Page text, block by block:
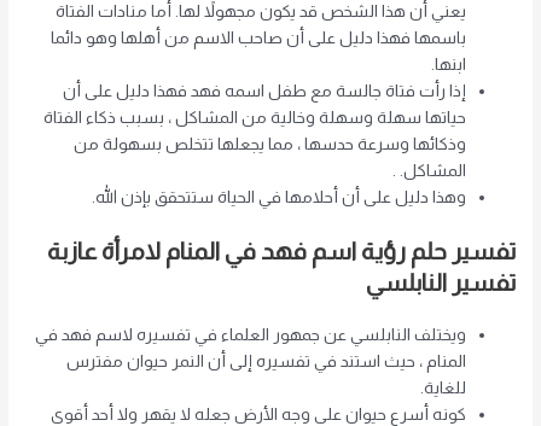
يعني أن هذا الشخص قد يكون مجهولاً لها. أما منادات الفتاة
باسمها فهذا دليل على أن صاحب الاسم من أهلها وهو دائما
ابنها.
إذا رأت فتاة جالسة مع طفل اسمه فهد فهذا دليل على أن
حياتها سهلة وسهلة وخالية من المشاكل ، بسبب ذكاء الفتاة
وذكائها وسرعة حدسها ، مما يجعلها تتخلص بسهولة من
المشاكل. .
وهذا دليل على أن أحلامها في الحياة ستتحقق بإذن الله.
تفسير حلم رؤية اسم فهد في المنام لامرأة عازبة
تفسير النابلسي
ويختلف النابلسي عن جمهور العلماء في تفسيره لاسم فهد في
المنام ، حيث استند في تفسيره إلى أن النمر حيوان مفترس
للغاية.
كونه أسرع حيوان على وجه الأرض جعله لا يقهر ولا أحد أقوى